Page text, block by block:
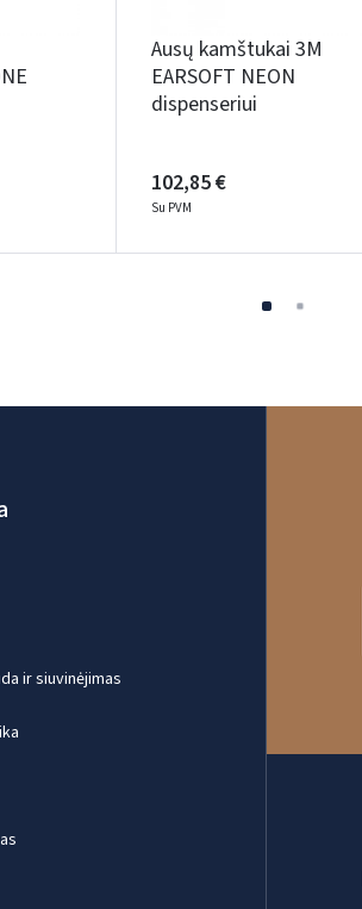
Ausų kamštukai 3M
EARSOFT NEON
dispenseriui
102,85 €
Su PVM
ir siuvinėjimas